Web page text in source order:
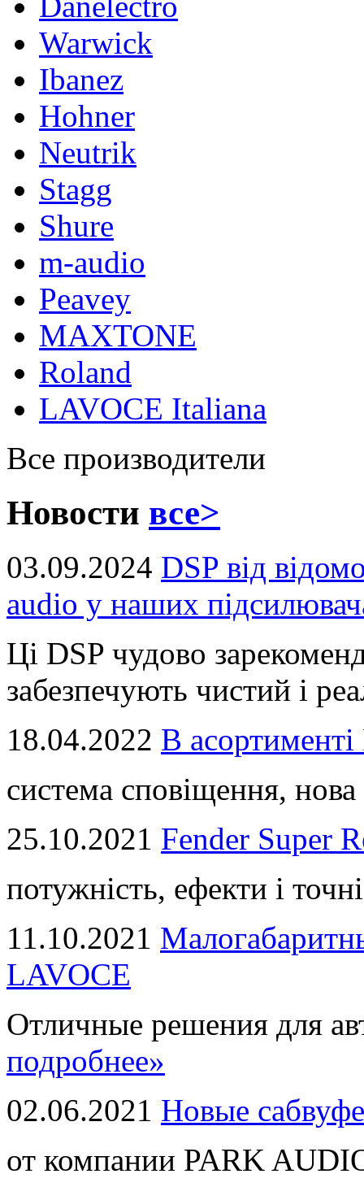
Warwick
Ibanez
Hohner
Neutrik
Stagg
Shure
m-audio
Peavey
MAXTONE
Roland
LAVOCE Italiana
Все производители
Новости все>
03.09.2024 DSP від
audio у наших
Ці DSP чудово
забезпечують чистий і
18.04.2022 В
система сповіщення,
25.10.2021 Fender Super
потужність, ефекти і
11.10.2021
LAVOCE
Отличные решения для
подробнее»
02.06.2021 Новые
от компании PARK